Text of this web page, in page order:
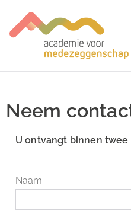
Neem
U ontvangt binnen twee
Naam